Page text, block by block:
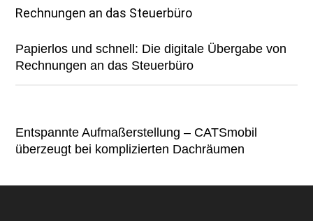
Papierlos und schnell: Die digitale Übergabe von
Rechnungen an das Steuerbüro
Entspannte Aufmaßerstellung – CATSmobil
überzeugt bei komplizierten Dachräumen